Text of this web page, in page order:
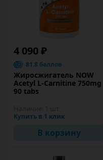
4 090 ₽
81.8 баллов
Жиросжигатель NOW
Acetyl L-Carnitine 750mg
90 tabs
Купить в 1 клик
В корзину